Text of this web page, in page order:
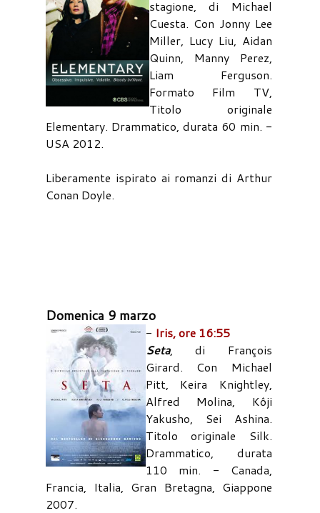
stagione, di Michael
Cuesta. Con Jonny Lee
Miller, Lucy Liu, Aidan
Quinn, Manny Perez,
Liam Ferguson.
Formato Film TV,
Titolo originale
Elementary. Drammatico, durata 60 min. -
USA 2012.
Liberamente ispirato ai romanzi di Arthur
Conan Doyle.
Domenica 9 marzo
- Iris, ore 16:55
Seta, di François
Girard. Con Michael
Pitt, Keira Knightley,
Alfred Molina, Kôji
Yakusho, Sei Ashina.
Titolo originale Silk.
Drammatico, durata
110 min. - Canada,
Francia, Italia, Gran Bretagna, Giappone
2007.